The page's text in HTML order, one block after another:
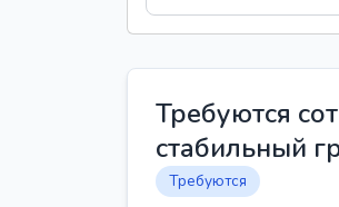
Требуются
стабильный
Требуются